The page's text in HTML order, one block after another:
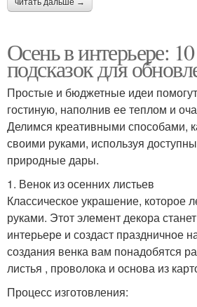
читать дальше →
Осень в интерьере:
подсказок для
Простые и бюджетные идеи
гостиную, наполнив ее теплом и
Делимся креативными способами,
своими руками, используя
природные дары.
1. Венок из осенних листьев
Классическое украшение, которое
руками. Этот элемент декора
интерьере и создаст праздничное
создания венка вам понадобятся
листья , проволока и основа из
Процесс изготовления: